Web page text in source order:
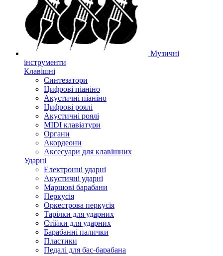
Музичні
інструменти
Клавішні
Синтезатори
Цифрові піаніно
Акустичні піаніно
Цифрові роялі
Акустичні роялі
MIDI клавіатури
Органи
Акордеони
Аксесуари для клавішних
Ударні
Електронні ударні
Акустичні ударні
Маршові барабани
Перкусія
Оркестрова перкусія
Тарілки для ударних
Стійки для ударних
Барабанні палички
Пластики
Педалі для бас-барабана